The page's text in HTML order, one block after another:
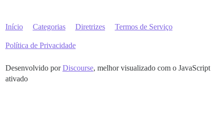
Início Categorias Diretrizes Termos de Serviço
Política de Privacidade
Desenvolvido porDiscourse, melhor visualizado com o JavaScript
ativado